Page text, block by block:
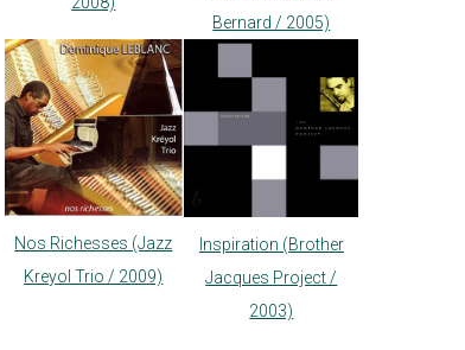
Bernard / 2005)
Nos Richesses (Jazz
Kreyol Trio / 2009)
Inspiration (Brother
Jacques Project /
2003)